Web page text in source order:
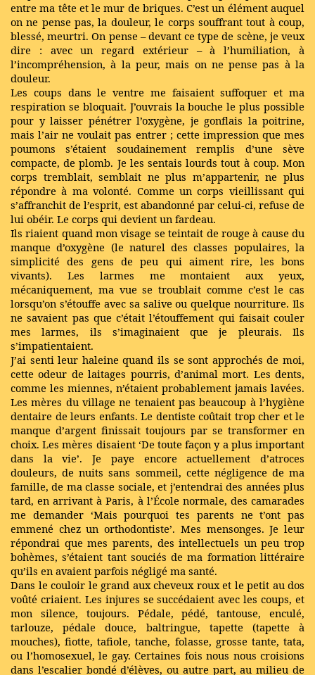
entre ma tête et le mur de briques. C’est un élément auquel
on ne pense pas, la douleur, le corps souffrant tout à coup,
blessé, meurtri. On pense – devant ce type de scène, je veux
dire : avec un regard extérieur – à l’humiliation, à
l’incompréhension, à la peur, mais on ne pense pas à la
douleur.
Les coups dans le ventre me faisaient suffoquer et ma
respiration se bloquait. J’ouvrais la bouche le plus possible
pour y laisser pénétrer l’oxygène, je gonflais la poitrine,
mais l’air ne voulait pas entrer ; cette impression que mes
poumons s’étaient soudainement remplis d’une sève
compacte, de plomb. Je les sentais lourds tout à coup. Mon
corps tremblait, semblait ne plus m’appartenir, ne plus
répondre à ma volonté. Comme un corps vieillissant qui
s’affranchit de l’esprit, est abandonné par celui-ci, refuse de
lui obéir. Le corps qui devient un fardeau.
Ils riaient quand mon visage se teintait de rouge à cause du
manque d’oxygène (le naturel des classes populaires, la
simplicité des gens de peu qui aiment rire, les bons
vivants). Les larmes me montaient aux yeux,
mécaniquement, ma vue se troublait comme c’est le cas
lorsqu’on s’étouffe avec sa salive ou quelque nourriture. Ils
ne savaient pas que c’était l’étouffement qui faisait couler
mes larmes, ils s’imaginaient que je pleurais. Ils
s’impatientaient.
J’ai senti leur haleine quand ils se sont approchés de moi,
cette odeur de laitages pourris, d’animal mort. Les dents,
comme les miennes, n’étaient probablement jamais lavées.
Les mères du village ne tenaient pas beaucoup à l’hygiène
dentaire de leurs enfants. Le dentiste coûtait trop cher et le
manque d’argent finissait toujours par se transformer en
choix. Les mères disaient ‘De toute façon y a plus important
dans la vie’. Je paye encore actuellement d’atroces
douleurs, de nuits sans sommeil, cette négligence de ma
famille, de ma classe sociale, et j’entendrai des années plus
tard, en arrivant à Paris, à l’École normale, des camarades
me demander ‘Mais pourquoi tes parents ne t’ont pas
emmené chez un orthodontiste’. Mes mensonges. Je leur
répondrai que mes parents, des intellectuels un peu trop
bohèmes, s’étaient tant souciés de ma formation littéraire
qu’ils en avaient parfois négligé ma santé.
Dans le couloir le grand aux cheveux roux et le petit au dos
voûté criaient. Les injures se succédaient avec les coups, et
mon silence, toujours. Pédale, pédé, tantouse, enculé,
tarlouze, pédale douce, baltringue, tapette (tapette à
mouches), fiotte, tafiole, tanche, folasse, grosse tante, tata,
ou l’homosexuel, le gay. Certaines fois nous nous croisions
dans l’escalier bondé d’élèves, ou autre part, au milieu de